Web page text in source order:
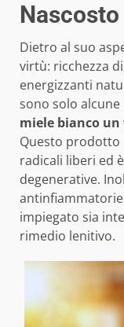
Dietro al suo
virtù: ricchezza
energizzanti
sono solo
miele bianco
Questo prodotto
radicali liberi ed
degenerative.
impiegato sia
rimedio lenitivo.